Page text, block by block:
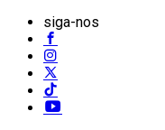
siga-nos